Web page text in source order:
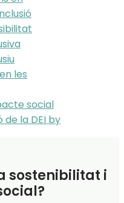
les
social
de la DEI by
Ànim de
sostenibilitat i